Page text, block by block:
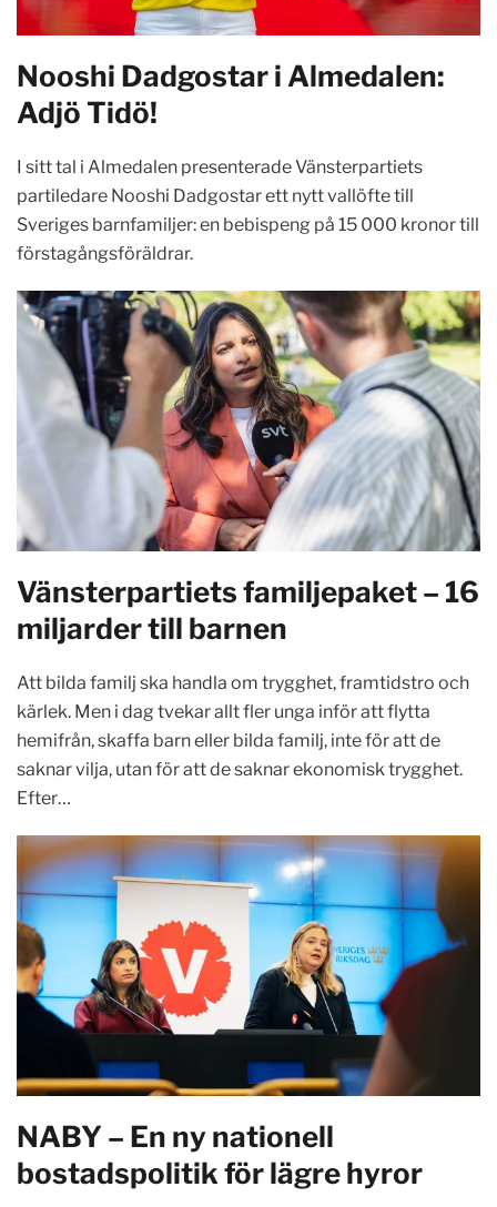
Nooshi Dadgostar i Almedalen:
Adjö Tidö!
I sitt tal i Almedalen presenterade Vänsterpartiets
partiledare Nooshi Dadgostar ett nytt vallöfte till
Sveriges barnfamiljer: en bebispeng på 15 000 kronor till
förstagångsföräldrar.
Vänsterpartiets familjepaket – 16
miljarder till barnen
Att bilda familj ska handla om trygghet, framtidstro och
kärlek. Men i dag tvekar allt fler unga inför att flytta
hemifrån, skaffa barn eller bilda familj, inte för att de
saknar vilja, utan för att de saknar ekonomisk trygghet.
Efter…
NABY – En ny nationell
bostadspolitik för lägre hyror